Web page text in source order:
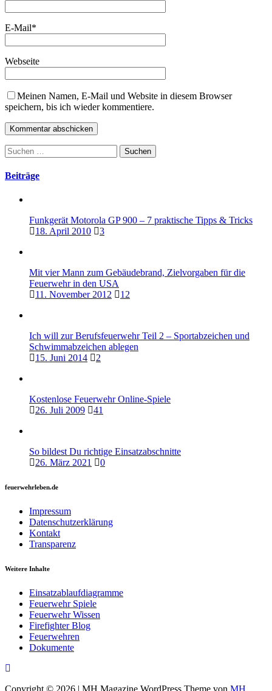
E-Mail*
Webseite
Meinen Namen, E-Mail und Website in diesem Browser
speichern, bis ich wieder kommentiere.
Suchen
nach:
Beiträge
Funkgerät Motorola GP 900 – 7 praktische Tipps & Tricks
18. April 2010
3
Mit vier Mann zum Gebäudebrand, Zielvorgaben für die
Feuerwehr in den USA
11. November 2012
12
Ich will zur Berufsfeuerwehr Teil 2 – Sportabzeichen und
Schwimmabzeichen ablegen
15. Juni 2014
2
Kostenlose Feuerwehr Online-Spiele
26. Juli 2009
41
So bildest Du richtige Einsatzabschnitte
26. März 2021
0
feuerwehrleben.de
Impressum
Datenschutzerklärung
Kontakt
Transparenz
Weitere Inhalte
Einsatzablaufdiagramme
Feuerwehr Spiele
Feuerwehr Wissen
Firefighter Blog
Feuerwehren
Dokumente